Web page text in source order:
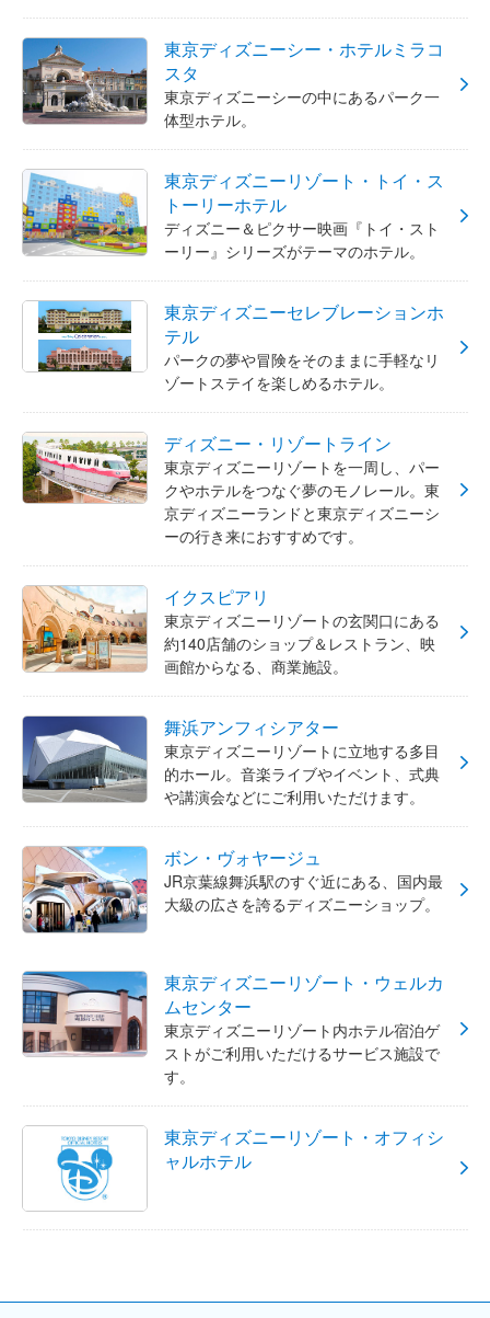
東京ディズニーシー・ホテルミラコ
スタ
東京ディズニーシーの中にあるパーク一
体型ホテル。
東京ディズニーリゾート・トイ・ス
トーリーホテル
ディズニー＆ピクサー映画『トイ・スト
ーリー』シリーズがテーマのホテル。
東京ディズニーセレブレーションホ
テル
パークの夢や冒険をそのままに手軽なリ
ゾートステイを楽しめるホテル。
ディズニー・リゾートライン
東京ディズニーリゾートを一周し、パー
クやホテルをつなぐ夢のモノレール。東
京ディズニーランドと東京ディズニーシ
ーの行き来におすすめです。
イクスピアリ
東京ディズニーリゾートの玄関口にある
約140店舗のショップ＆レストラン、映
画館からなる、商業施設。
舞浜アンフィシアター
東京ディズニーリゾートに立地する多目
的ホール。音楽ライブやイベント、式典
や講演会などにご利用いただけます。
ボン・ヴォヤージュ
JR京葉線舞浜駅のすぐ近にある、国内最
大級の広さを誇るディズニーショップ。
東京ディズニーリゾート・ウェルカ
ムセンター
東京ディズニーリゾート内ホテル宿泊ゲ
ストがご利用いただけるサービス施設で
す。
東京ディズニーリゾート・オフィシ
ャルホテル